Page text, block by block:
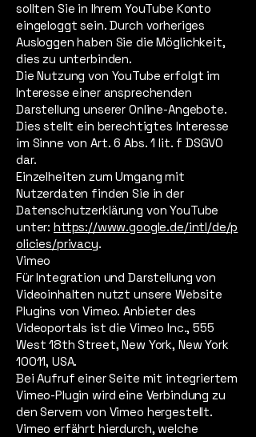
sollten Sie in Ihrem YouTube Konto
eingeloggt sein. Durch vorheriges
Ausloggen haben Sie die Möglichkeit,
dies zu unterbinden.
Die Nutzung von YouTube erfolgt im
Interesse einer ansprechenden
Darstellung unserer Online-Angebote.
Dies stellt ein berechtigtes Interesse
im Sinne von Art. 6 Abs. 1 lit. f DSGVO
dar.
Einzelheiten zum Umgang mit
Nutzerdaten finden Sie in der
Datenschutzerklärung von YouTube
unter: https://www.google.de/intl/de/p
olicies/privacy.
Vimeo
Für Integration und Darstellung von
Videoinhalten nutzt unsere Website
Plugins von Vimeo. Anbieter des
Videoportals ist die Vimeo Inc., 555
West 18th Street, New York, New York
10011, USA.
Bei Aufruf einer Seite mit integriertem
Vimeo-Plugin wird eine Verbindung zu
den Servern von Vimeo hergestellt.
Vimeo erfährt hierdurch, welche